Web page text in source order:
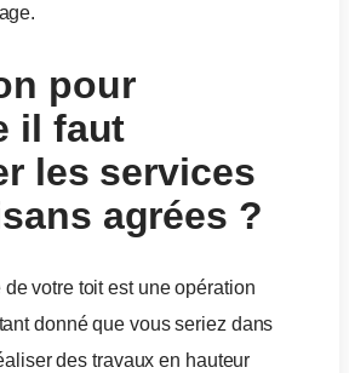
pour
il faut
les services
agrées ?
de votre toit est une opération
donné que vous seriez dans
des travaux en hauteur